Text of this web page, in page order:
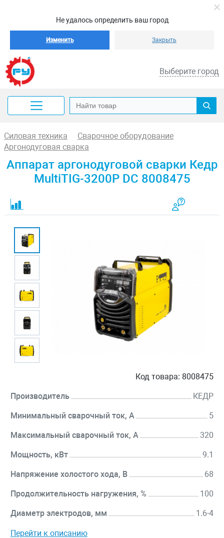
Не удалось определить ваш город
Изменить Закрыть
Выберите город
Силовая техника
Сварочное оборудование
Аргонодуговая сварка
Аппарат аргонодуговой сварки Кедр
MultiTIG-3200P DC 8008475
Код товара: 8008475
Производитель КЕДР
Минимальный сварочный ток, А 5
Максимальный сварочный ток, А 320
Мощность, кВт 9.1
Напряжение холостого хода, В 68
Продолжительность нагружения, % 100
Диаметр электродов, мм 1.6-4
Перейти к описанию